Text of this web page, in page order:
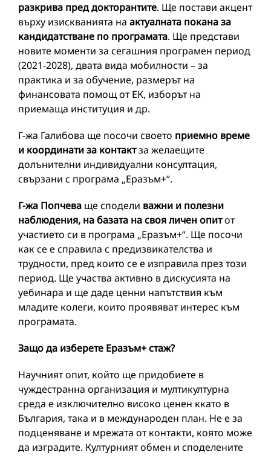
разкрива пред докторантите. Ще постави акцент
върху изискванията на актуалната покана за
кандидатстване по програмата. Ще представи
новите моменти за сегашния програмен период
(2021-2028), двата вида мобилности – за
практика и за обучение, размерът на
финансовата помощ от ЕК, изборът на
приемаща институция и др.
Г-жа Галибова ще посочи своето приемно време
и координати за контактза желаещите
долънителни индивидуални консултация,
свързани с програма „Еразъм+“.
Г-жа Попчева ще сподели важни и полезни
наблюдения, на базата на своя личен опитот
участието си в програма „Еразъм+“. Ще посочи
как се е справила с предизвикателства и
трудности, пред които се е изправила през този
период. Ще участва активно в дискусията на
уебинара и ще даде ценни напътствия към
младите колеги, които проявяват интерес към
програмата.
Защо да изберете Еразъм+ стаж?
Научният опит, който ще придобиете в
чуждестранна организация и мултикултурна
среда е изключително високо ценен ккато в
България, така и в международен план. Не е за
подценяване и мрежата от контакти, която може
да изградите. Културният обмен и споделените